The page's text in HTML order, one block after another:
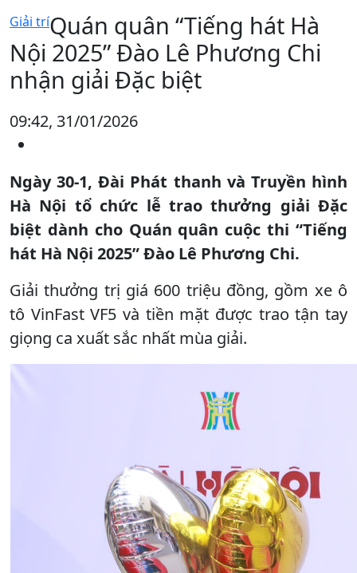
Giải tríQuán quân “Tiếng hát Hà
Nội 2025” Đào Lê Phương Chi
nhận giải Đặc biệt
09:42, 31/01/2026
Ngày 30-1, Đài Phát thanh và Truyền hình
Hà Nội tổ chức lễ trao thưởng giải Đặc
biệt dành cho Quán quân cuộc thi “Tiếng
hát Hà Nội 2025” Đào Lê Phương Chi.
Giải thưởng trị giá 600 triệu đồng, gồm xe ô
tô VinFast VF5 và tiền mặt được trao tận tay
giọng ca xuất sắc nhất mùa giải.